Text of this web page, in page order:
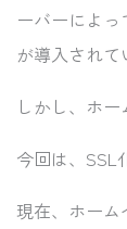
ーバーによ
が導入されて
しかし、ホ
今回は、SSL
現在、ホー